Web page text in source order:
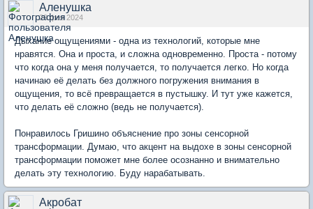
Аленушка
29 фев 2024
Дыхание ощущениями - одна из технологий, которые мне
нравятся. Она и проста, и сложна одновременно. Проста - потому
что когда она у меня получается, то получается легко. Но когда
начинаю её делать без должного погружения внимания в
ощущения, то всё превращается в пустышку. И тут уже кажется,
что делать её сложно (ведь не получается).
Понравилось Гришино объяснение про зоны сенсорной
трансформации. Думаю, что акцент на выдохе в зоны сенсорной
трансформации поможет мне более осознанно и внимательно
делать эту технологию. Буду нарабатывать.
Акробат